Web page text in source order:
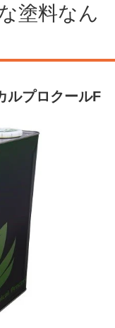
塗料なん
ルプロクールF